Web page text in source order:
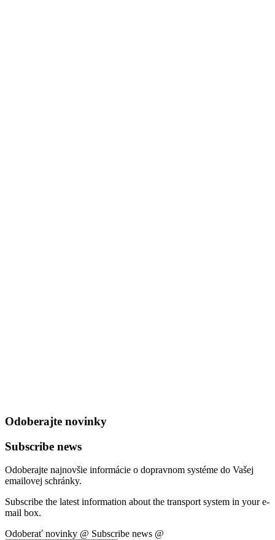
Odoberajte novinky
Subscribe news
Odoberajte najnovšie informácie o dopravnom systéme do Vašej
emailovej schránky.
Subscribe the latest information about the transport system in your e-
mail box.
Odoberať novinky @ Subscribe news @